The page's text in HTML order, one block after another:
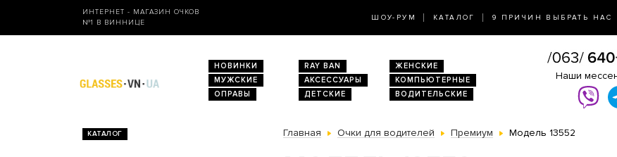
ИНТЕРНЕТ - МАГАЗИН ОЧКОВ
№1 В ВИННИЦЕ
ШОУ-РУМ КАТАЛОГ 9 ПРИЧИН ВЫБРАТЬ НАС
НОВИНКИ RAY BAN
ЖЕНСКИЕ
МУЖСКИЕ
АКСЕССУАРЫ
КОМПЬЮТЕРНЫЕ
ОПРАВЫ
ДЕТСКИЕ ВОДИТЕЛЬСКИЕ
Наши
КАТАЛОГ Главная Очки для водителей Премиум Модель 13552